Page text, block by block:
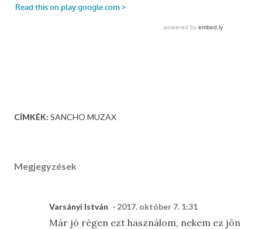
CÍMKÉK: SANCHO MUZAX
Megjegyzések
Varsányi István 2017. október 7. 1:31
Már jó régen ezt használom, nekem ez jön